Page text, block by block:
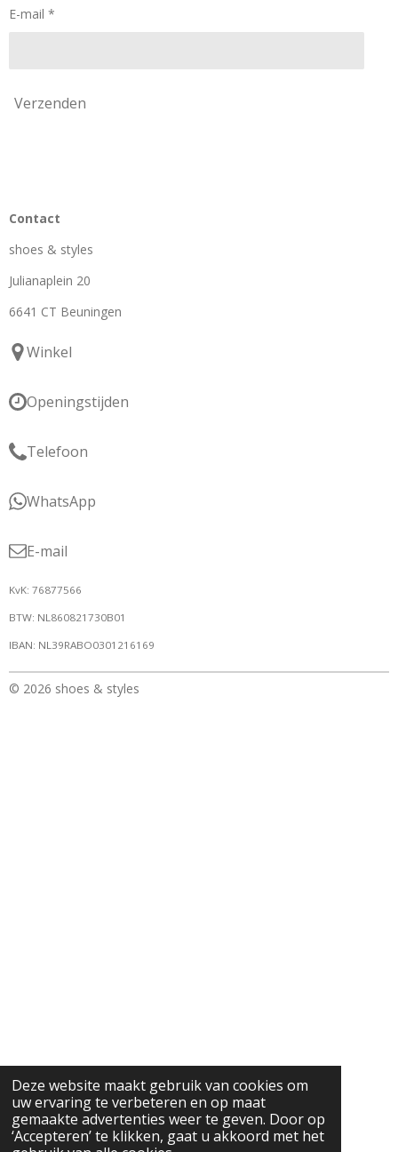
Deze website maakt gebruik van cookies om
uw ervaring te verbeteren en op maat
gemaakte advertenties weer te geven. Door op
‘Accepteren’ te klikken, gaat u akkoord met het
E-mail *
Verzenden
Contact
shoes & styles
Julianaplein 20
6641 CT Beuningen
Winkel
Openingstijden
Telefoon
WhatsApp
E-mail
KvK: 76877566
BTW: NL860821730B01
IBAN: NL39RABO0301216169
© 2026 shoes & styles